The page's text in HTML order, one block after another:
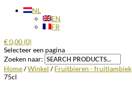
NL
EN
FR
€0,00 (0)
Selecteer een pagina
Zoeken naar:
Home/Winkel /Fruitbieren - fruitlambiek
75cl